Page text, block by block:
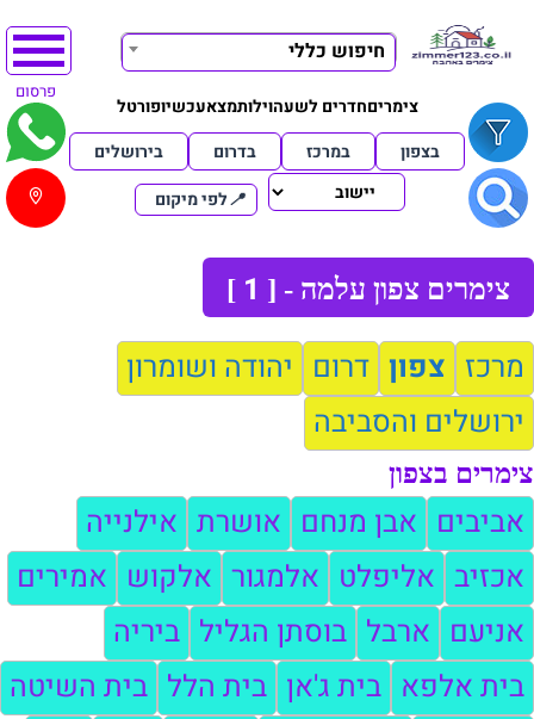
חיפוש כללי
צימריםחדרים לשעהוילותמצאעכשיופורטל
פרסום
בצפון במרכז בדרום
בירושלים
📍לפי מיקום
צימרים צפון עלמה - [ 1
]
מרכז צפון דרום יהודה ושומרון
ירושלים והסביבה
צימרים בצפון
אביבים אבן מנחם אושרת אילנייה
אכזיב אליפלט אלמגור אלקוש אמירים
אניעם ארבל בוסתן הגליל ביריה
בית אלפא בית ג'אן בית הלל בית השיטה